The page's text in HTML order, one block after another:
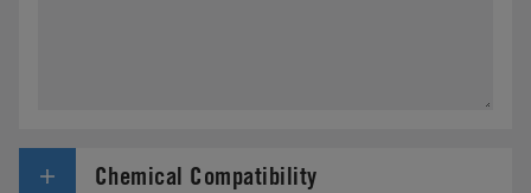
Chemical Compatibility